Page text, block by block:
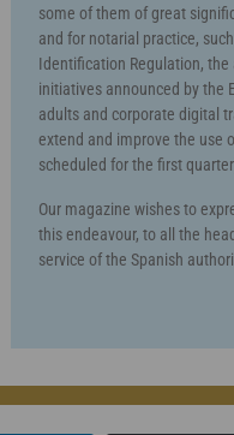
some of them of great
and for notarial practice,
Identification Regulation,
initiatives announced by the
adults and corporate digital
extend and improve the use
scheduled for the first
Our magazine wishes to
this endeavour, to all the
service of the Spanish